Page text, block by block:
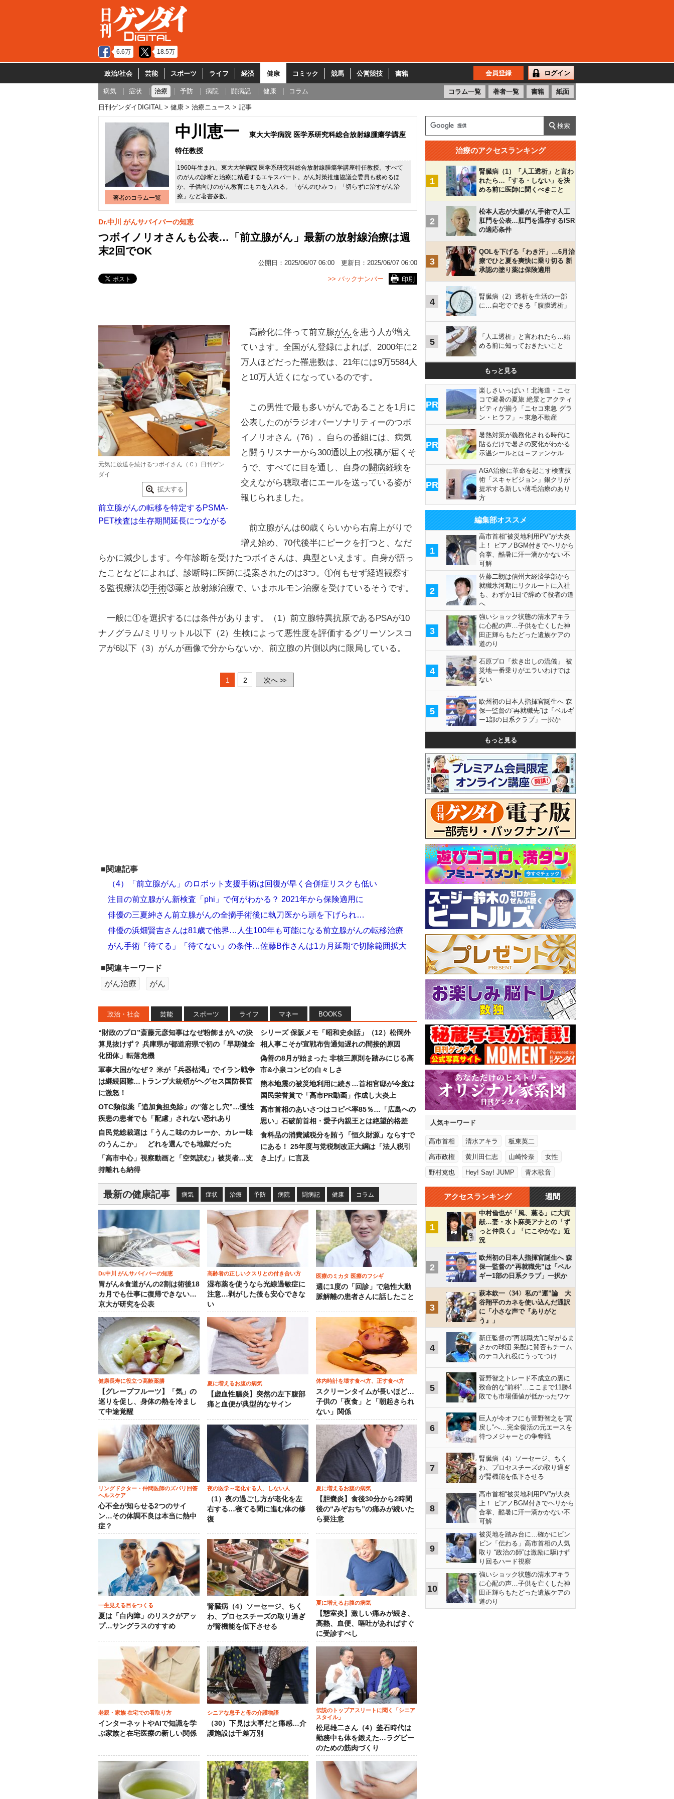
6.6万 18.5万
政治/社会 芸能 スポーツ ライフ 経済 健康 コミック 競馬 公営競技 書籍 会員登録 ログイン
病気 症状 治療 予防 病院 闘病記 健康 コラム コラム一覧 著者一覧 書籍 紙面
日刊ゲンダイDIGITAL 健康 治療ニュース 記事
著者のコラム一覧
中川恵一
東大大学病院 医学系研究科総合放射線腫瘍学講座
特任教授
1960年生まれ。東大大学病院 医学系研究科総合放射線腫瘍学講座特任教授。すべて
のがんの診断と治療に精通するエキスパート。がん対策推進協議会委員も務めるほ
か、子供向けのがん教育にも力を入れる。「がんのひみつ」「切らずに治すがん治
療」など著書多数。
Dr.中川 がんサバイバーの知恵
つボイノリオさんも公表…「前立腺がん」最新の放射線治療は週
末2回でOK
公開日： 2025/06/07 06:00 更新日： 2025/06/07 06:00
印刷
>> バックナンバー
元気に放送を続けるつボイさん（Ｃ）日刊ゲン
ダイ
拡大する
前立腺がんの転移を特定するPSMA-
PET検査は生存期間延長につながる
高齢化に伴って前立腺がんを患う人が増え
ています。全国がん登録によれば、2000年に2
万人ほどだった罹患数は、21年には9万5584人
と10万人近くになっているのです。
この男性で最も多いがんであることを1月に
公表したのがラジオパーソナリティーのつボ
イノリオさん（76）。自らの番組には、病気
と闘うリスナーから300通以上の投稿が届くそ
うで、すべてに目を通し、自身の闘病経験を
交えながら聴取者にエールを送っている姿が
報じられました。
前立腺がんは60歳くらいから右肩上がりで
増え始め、70代後半にピークを打つと、なだ
らかに減少します。今年診断を受けたつボイさんは、典型といえます。自身が語っ
たことなどによれば、診断時に医師に提案されたのは3つ。①何もせず経過観察す
る監視療法②手術③薬と放射線治療で、いまホルモン治療を受けているそうです。
一般に①を選択するには条件があります。（1）前立腺特異抗原であるPSAが10
ナノグラム/ミリリットル以下（2）生検によって悪性度を評価するグリーソンスコ
アが6以下（3）がんが画像で分からないか、前立腺の片側以内に限局している。
1 2 次へ >>
■関連記事
（4）「前立腺がん」のロボット支援手術は回復が早く合併症リスクも低い
注目の前立腺がん新検査「phi」で何がわかる？ 2021年から保険適用に
俳優の三夏紳さん前立腺がんの全摘手術後に執刀医から頭を下げられ…
俳優の浜畑賢吉さんは81歳で他界…人生100年も可能になる前立腺がんの転移治療
がん手術「待てる」「待てない」の条件…佐藤B作さんは1カ月延期で切除範囲拡大
■関連キーワード
がん治療
がん
政治・社会 芸能 スポーツ ライフ マネー BOOKS
“財政のプロ”斎藤元彦知事はなぜ粉飾まがいの決
算見抜けず？ 兵庫県が都道府県で初の「早期健全
化団体」転落危機
軍事大国がなぜ？ 米が「兵器枯渇」でイラン戦争
は継続困難…トランプ大統領がヘグセス国防長官
に激怒！
OTC類似薬「追加負担免除」の“落とし穴”…慢性
疾患の患者でも「配慮」されない恐れあり
自民党総裁選は「うんこ味のカレーか、カレー味
のうんこか」 どれを選んでも地獄だった
「高市中心」視察動画と「空気読む」被災者…支
持離れも納得
シリーズ 保阪メモ「昭和史余話」（12）松岡外
相人事こそが宣戦布告通知遅れの間接的原因
偽善の8月が始まった 非核三原則を踏みにじる高
市&小泉コンビの白々しさ
熊本地震の被災地利用に続き…首相官邸が今度は
国民栄誉賞で「高市PR動画」作成し大炎上
高市首相のあいさつはコピペ率85％…「広島への
思い」石破前首相・愛子内親王とは絶望的格差
食料品の消費減税分を賄う「恒久財源」ならすで
にある！ 25年度与党税制改正大綱は「法人税引
き上げ」に言及
最新の健康記事 病気 症状 治療 予防 病院 闘病記 健康 コラム
Dr.中川 がんサバイバーの知恵
胃がん&食道がんの2割は術後18
カ月でも仕事に復帰できない…
京大が研究を公表
高齢者の正しいクスリとの付き合い方
湿布薬を使うなら光線過敏症に
注意…剥がした後も安心できな
い
医療のミカタ 医療のフシギ
週に1度の「回診」で急性大動
脈解離の患者さんに話したこと
健康長寿に役立つ高齢薬膳
【グレープフルーツ】「気」の
巡りを促し、身体の熱を冷まし
て中途覚醒
夏に増えるお腹の病気
【虚血性腸炎】突然の左下腹部
痛と血便が典型的なサイン
体内時計を壊す食べ方、正す食べ方
スクリーンタイムが長いほど…
子供の「夜食」と「朝起きられ
ない」関係
リングドクター・仲間医師のズバリ回答
ヘルスケア
心不全が知らせる2つのサイ
ン…その体調不良は本当に熱中
症？
夜の医学～老化する人、しない人
（1）夜の過ごし方が老化を左
右する…寝てる間に進む体の修
復
夏に増えるお腹の病気
【胆嚢炎】食後30分から2時間
後の“みぞおち”の痛みが続いた
ら要注意
一生見える目をつくる
夏は「白内障」のリスクがアッ
プ…サングラスのすすめ
腎臓病（4）ソーセージ、ちく
わ、プロセスチーズの取り過ぎ
が腎機能を低下させる
夏に増えるお腹の病気
【憩室炎】激しい痛みが続き、
高熱、血便、嘔吐があればすぐ
に受診すべし
老親・家族 在宅での看取り方
インターネットやAIで知識を学
ぶ家族と在宅医療の新しい関係
シニアな息子と母の介護物語
（30）下見は大事だと痛感…介
護施設は千差万別
伝説のトップアスリートに聞く「シニア
スタイル」
松尾雄二さん（4）釜石時代は
勤務中も体を鍛えた…ラグビー
のための筋肉づくり
治療のアクセスランキング
1
腎臓病（1）「人工透析」と言わ
れたら…「する・しない」を決
める前に医師に聞くべきこと
2
松本人志が大腸がん手術で人工
肛門を公表…肛門を温存するISR
の適応条件
3
QOLを下げる「わき汗」…6月治
療でひと夏を爽快に乗り切る 新
承認の塗り薬は保険適用
4
腎臓病（2）透析を生活の一部
に…自宅でできる「腹膜透析」
5
「人工透析」と言われたら…始
める前に知っておきたいこと
もっと見る
PR
楽しさいっぱい！北海道・ニセ
コで避暑の夏旅 絶景とアクティ
ビティが揃う「ニセコ東急 グラ
ン・ヒラフ」～東急不動産
PR
暑熱対策が義務化される時代に
貼るだけで暑さの変化がわかる
示温シールとは～ファンケル
PR
AGA治療に革命を起こす検査技
術「スキャビジョン」銀クリが
提示する新しい薄毛治療のあり
方
編集部オススメ
1
高市首相“被災地利用PV”が大炎
上！ ピアノBGM付きでヘリから
合掌、酷暑に汗一滴かかない不
可解
2
佐藤二朗は信州大経済学部から
就職氷河期にリクルートに入社
も、わずか1日で辞めて役者の道
へ
3
強いショック状態の清水アキラ
に心配の声…子供を亡くした神
田正輝らもたどった遺族ケアの
道のり
4
石原プロ「炊き出しの流儀」 被
災地一番乗りがエラいわけでは
ない
5
欧州初の日本人指揮官誕生へ 森
保一監督の“再就職先”は「ベルギ
ー1部の日系クラブ」一択か
もっと見る
人気キーワード
高市首相 清水アキラ 板東英二
高市政権 黄川田仁志 山崎怜奈 女性
野村克也 Hey! Say! JUMP 青木歌音
アクセスランキング 週間
1
中村倫也が「風、薫る」に大貢
献…妻・水卜麻美アナとの「ず
っと仲良く」「にこやかな」近
況
2
欧州初の日本人指揮官誕生へ 森
保一監督の“再就職先”は「ベル
ギー1部の日系クラブ」一択か
3
萩本欽一〈34〉私の“運”論 大
谷翔平のカネを使い込んだ通訳
に「小さな声で『ありがと
う』」
4
新庄監督の“再就職先”に挙がるま
さかの球団 采配に賛否もチーム
のテコ入れ役にうってつけ
5
菅野智之トレード不成立の裏に
致命的な“前科”…ここまで11勝4
敗でも市場価値が低かったワケ
6
巨人が今オフにも菅野智之を“買
戻し”へ…完全復活の元エースを
待つメジャーとの争奪戦
7
腎臓病（4）ソーセージ、ちく
わ、プロセスチーズの取り過ぎ
が腎機能を低下させる
8
高市首相“被災地利用PV”が大炎
上！ ピアノBGM付きでヘリから
合掌、酷暑に汗一滴かかない不
可解
9
被災地を踏み台に…確かにビン
ビン「伝わる」高市首相の人気
取り “政治の師”は激励に駆けず
り回るハード視察
10
強いショック状態の清水アキラ
に心配の声…子供を亡くした神
田正輝らもたどった遺族ケアの
道のり